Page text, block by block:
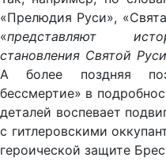
«Прелюдия Руси»,
«представляют
становления Святой
А более поздняя
бессмертие» в
деталей воспевает
с гитлеровскими
героической защите